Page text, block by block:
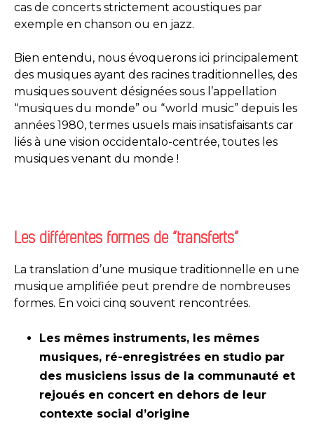
cas de concerts strictement acoustiques par
exemple en chanson ou en jazz.
Bien entendu, nous évoquerons ici principalement
des musiques ayant des racines traditionnelles, des
musiques souvent désignées sous l’appellation
“musiques du monde” ou “world music” depuis les
années 1980, termes usuels mais insatisfaisants car
liés à une vision occidentalo-centrée, toutes les
musiques venant du monde !
Les différentes formes de “transferts”
La translation d’une musique traditionnelle en une
musique amplifiée peut prendre de nombreuses
formes. En voici cinq souvent rencontrées.
Les mêmes instruments, les mêmes
musiques, ré-enregistrées en studio par
des musiciens issus de la communauté et
rejoués en concert en dehors de leur
contexte social d’origine